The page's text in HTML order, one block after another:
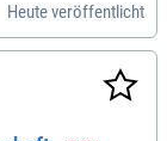
Heute veröffentlicht